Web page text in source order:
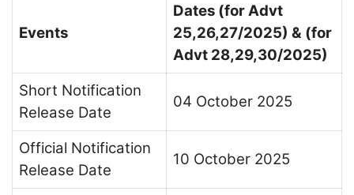
Events
Dates (for Advt
25,26,27/2025) & (for
Advt 28,29,30/2025)
Short Notification
Release Date
04 October 2025
Official Notification
Release Date
10 October 2025